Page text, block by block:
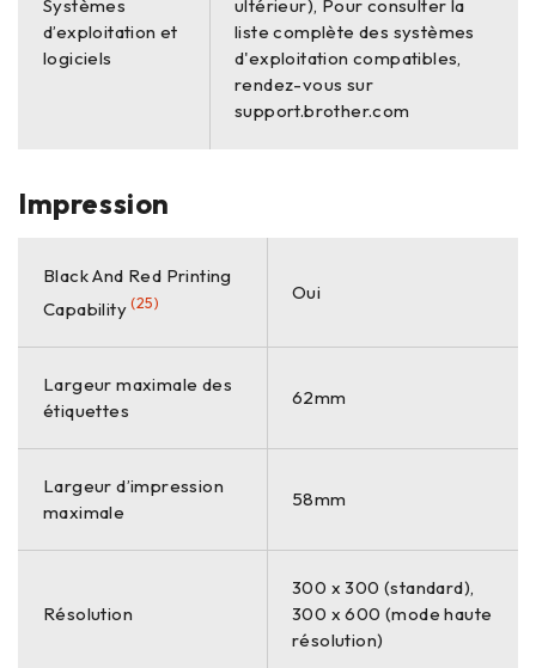
Systèmes
d’exploitation et
logiciels
ultérieur), Pour consulter la
liste complète des systèmes
d'exploitation compatibles,
rendez-vous sur
support.brother.com
Impression
Black And Red Printing
Capability(25) Oui
Largeur maximale des
étiquettes
62mm
Largeur d’impression
maximale
58mm
Résolution
300 x 300 (standard),
300 x 600 (mode haute
résolution)